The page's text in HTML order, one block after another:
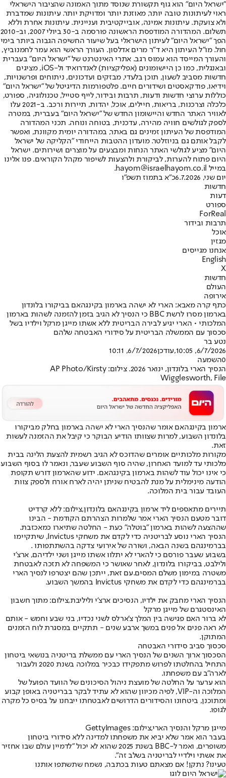
"ישראל היום" הוא גוף תקשורת שנוסד מתוך האמונה שהציבור הישראלי
ראוי לעיתונות טובה יותר, מאוזנת יותר ומדויקת יותר. עיתונות שמדברת
ולא צועקת. עיתונות אמינה, אובייקטיבית ועניינית. עיתונות אחרת וללא
תשלום. המהדורה המודפסת הראשונה פורסמה ב-30 ביולי 2007, וב-2010
הפך "ישראל היום" לעיתון הישראלי בעל שיעור החשיפה הגבוה ביותר בימי
חול. מו"ל העיתון היא ד"ר מרים אדלסון. העורך הראשי הוא עמר לחמנוביץ,
והעורך המייסד הוא עמוס רגב. אתרי האינטרנט של "ישראל היום" בעברית
ובאנגלית, כמו כן היישומונים (אפליקציות) לאנדרואיד ול-iOS, מציגים
חדשות מסביב לשעון, תוכן בלעדי, מבזקים ועדכונים, ניתוחים ופרשנויות,
וידיאו, פודקאסטים ושידורים חיים. פלטפורמות הדיגיטל של "ישראל היום"
כוללות ערוצי חדשות ודעות, תרבות ובידור, לייף סטייל, טכנולוגיה, ספורט,
כלכלה וצרכנות, בריאות, חיילים, אוכל, יהדות, תיירות ורכב. ב-2021 עלו
לאוויר האתר החדש והיישומון החדש של "ישראל היום" בעברית, במטרה
לספק לגולשים חוויה מהירה, עדכנית, בטוחה ונוחה. תכני המהדורה
המודפסת של העיתון זמינים גם באתר, במהדורה יומית מקוונת, ואפשר
לקבל אותם גם בניוזלטר. מועדון ההטבות הייחודי "הקליקה של ישראל
היום" מציע לגולשי האתר הנחות ומבצעים על מוצרים ושירותים. ישראל
היום פתוח להערות, לביקורת ולהצעות לשיפור מקהל הקוראים. פנו אלינו
במייל hayom@israelhayom.co.il.
יום שני, 6.7.2026
כ"א בתמוז תשפ"ו
חדשות
דעות
ספורט
ForReal
תרבות ובידור
אוכל
מגזין
אנחנו מגייסים
English
X
חדשות
העולם
אירופה
כתף קרה מאבא: הארי לא ישהה בארמון בקינגהאם בביקורו בלונדון
בארמון מסרו לרשת BBC כי הנסיך לא הגיב בזמן להזמנה לשהות בארמון
המלכותי • הארי יגיע לבירה הבריטית ללא אשתו מייגן מרקל וילדיו בשל
סכסוך עם הממשלה הבריטית על סידורי האבטחה שלהם
נטע בר
6/7/2026, 10:05
,עודכן6/7/2026, 10:11
0השמעה
הנסיך הארי בלונדון, ינואר 2026. צילום: AP Photo/Kirsty
Wigglesworth, File
ארמון בקינגהאם אומר שהנסיך הארי לא ישהה ​​בארמון בחלק מביקורו
בלונדון השבוע, למרות שצוותו הודיע ​​הבוקר כי קיבל את ההזמנה לעשות
זאת.
מקורות מלכותיים אומרים שהדוכס לא הגיב רשמית להצעת הלינה בבית
מלכותי עד למועד האחרון, שהיה סוף השבוע שעבר, ונאמר לו בסוף השבוע
כי אינו יכול עוד לשהות בארמון בקינגהאם. ידוע שהארמון דורש תקופת
הודעה מינימלית על מנת להבטיח שניתן יהיה לארח אורח ולספק צוות
העובד עבור בית המלוכה.
תיירים מתאספים ליד ארמון בקינגהאם בלונדון,צילום: ללא קרדיט
דובר מטעם הנסיך הארי אמר שלמרות הצהרתם הקודמת - הבינו
שההצעה לשהות בארמון "בוטלה" כעת - החלטה שתיארו כמאכזבת.
הנסיך הארי נוסע לבריטניה כדי לקדם את משחקי Invictus, שיתקיימו
בברמינגהם בשנה הבאה, ושורה של אירועי צדקה בהשתתפותו .
בשבוע שעבר פורסם כי להארי לא יתלוו אשתו מייגן ושני ילדיהם, ארצ'י
ולילבט, בביקורו בלונדון, לאחר שאושר כי המשפחה לא תזכה לאבטחת
משטרה במימון משלם המסים.עם זאת, ייתכן שהם יצטרפו לנסיך הארי
בברמינגהם כדי לקדם את משחקי Invictus בהמשך השבוע.
הנסיך הארי מחבק את ילדיו, הנסיכים ארצ'י וליליבת,צילום: מתוך חשבון
האינסטגרם של מייגן מרקל
לא ברור האם פגישה בין המלך צ'ארלס לשני נכדיו, בני שבע וחמש - אותם
לא ראה פנים אל פנים במשך ארבע שנים - תתקיים במסגרת לוח הזמנים
המתוקן.
סכסוך סביב סידורי האבטחה
הסכסוך ארוך השנים של הנסיך הארי עם ממשלת בריטניה בנושאי ביטחון
התחיל בהחלטתו לפרוש מתפקידו כבכיר במלוכה בשנת 2020 ולעבור
לארה"ב עם משפחתו.
הוא ערער על החלטה של ​​מועצת ניהול הסיכונים של הוועד הפועל של
המלוכה וה-VIP, לפיה מכיוון שהוא לא עתיד לבקר בבריטניה באופן קבוע
ומתוכנן, ביטחונו והסידורים הדרושים לאבטחתו ייבחנו על בסיס כל מקרה
לגופו.
מייגן מרקל והנסיך הארי,צילום: GettyImages
בעבר הוא אמר שלא יביא את משפחתו למדינה ללא סידורי ביטחון
משופרים, ואמר ל-BBC בשנת 2025 שהוא לא יכול "לדמיין עולם שבו אחזיר
את אשתי וילדיי לבריטניה בשלב זה".
טעינו? נתקן! אם מצאתם טעות בכתבה, נשמח שתשתפו אותנו